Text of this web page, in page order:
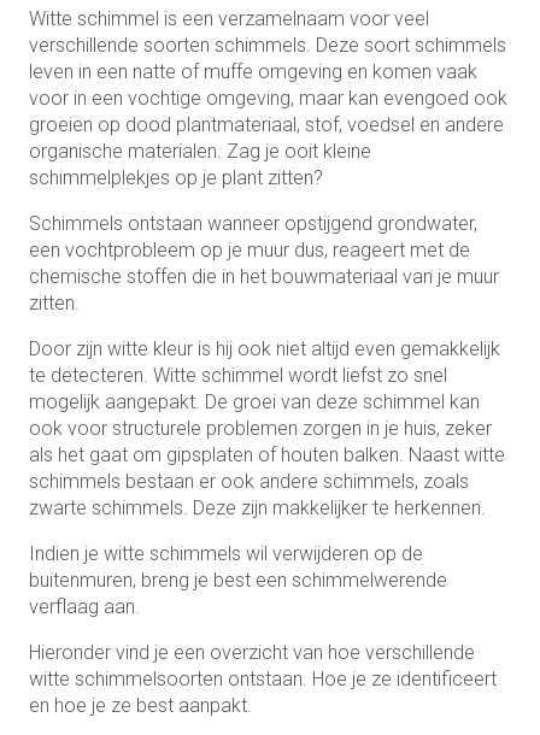
Witte schimmel is een verzamelnaam voor veel
verschillende soorten schimmels. Deze soort schimmels
leven in een natte of muffe omgeving en komen vaak
voor in een vochtige omgeving, maar kan evengoed ook
groeien op dood plantmateriaal, stof, voedsel en andere
organische materialen. Zag je ooit kleine
schimmelplekjes op je plant zitten?
Schimmels ontstaan wanneer opstijgend grondwater,
een vochtprobleem op je muur dus, reageert met de
chemische stoffen die in het bouwmateriaal van je muur
zitten.
Door zijn witte kleur is hij ook niet altijd even gemakkelijk
te detecteren. Witte schimmel wordt liefst zo snel
mogelijk aangepakt. De groei van deze schimmel kan
ook voor structurele problemen zorgen in je huis, zeker
als het gaat om gipsplaten of houten balken. Naast witte
schimmels bestaan er ook andere schimmels, zoals
zwarte schimmels. Deze zijn makkelijker te herkennen.
Indien je witte schimmels wil verwijderen op de
buitenmuren, breng je best een schimmelwerende
verflaag aan.
Hieronder vind je een overzicht van hoe verschillende
witte schimmelsoorten ontstaan. Hoe je ze identificeert
en hoe je ze best aanpakt.